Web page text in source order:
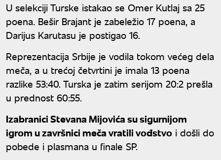
U selekciji Turske istakao se Omer Kutlaj sa 25
poena. Bešir Brajant je zabeležio 17 poena, a
Darijus Karutasu je postigao 16.
Reprezentacija Srbije je vodila tokom većeg dela
meča, a u trećoj četvrtini je imala 13 poena
razlike 53:40. Turska je zatim serijom 20:2 prešla
u prednost 60:55.
Izabranici Stevana Mijovića su sigurnijom
igrom u završnici meča vratili vođstvo i došli do
pobede i plasmana u finale SP.